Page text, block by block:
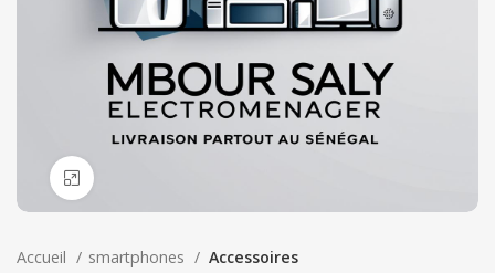
Accueil smartphones Accessoires